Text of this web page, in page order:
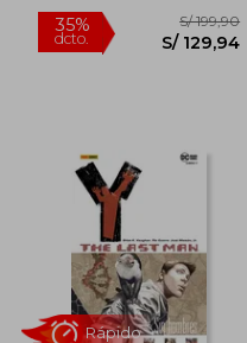
35%
dcto.